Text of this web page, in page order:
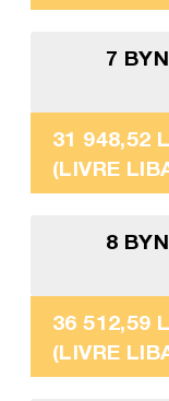
7
31 948,52
(LIVRE
8
36 512,59
(LIVRE